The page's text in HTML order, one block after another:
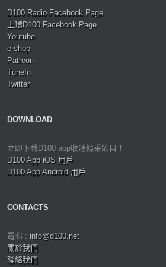
D100 Radio Facebook Page
上環D100 Facebook Page
Youtube
e-shop
Patreon
TuneIn
Twitter
DOWNLOAD
立即下載D100 app收聽精采節目！
D100 App iOS 用戶
D100 App Android 用戶
CONTACTS
電郵 : info@d100.net
關於我們
聯絡我們